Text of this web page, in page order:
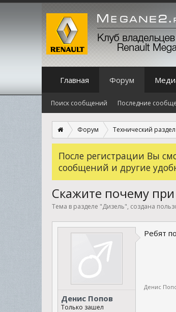
Форум
После регистрации Вы
сообщений и другие
Скажите почему при
Тема в разделе "Дизель", создана
Денис Попов
Только зашел
Ребят
Денис
Главная Форум
Поиск сообщений Последние